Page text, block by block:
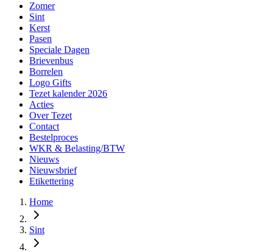
Zomer
Sint
Kerst
Pasen
Speciale Dagen
Brievenbus
Borrelen
Logo Gifts
Tezet kalender 2026
Acties
Over Tezet
Contact
Bestelproces
WKR & Belasting/BTW
Nieuws
Nieuwsbrief
Etikettering
Home
Sint